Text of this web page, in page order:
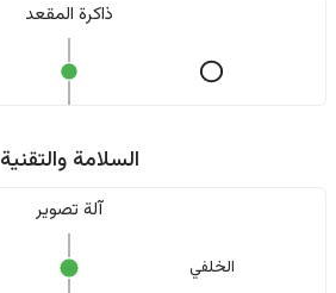
ذاكرة المقعد
السلامة والتقنية
آلة تصوير
الخلفي